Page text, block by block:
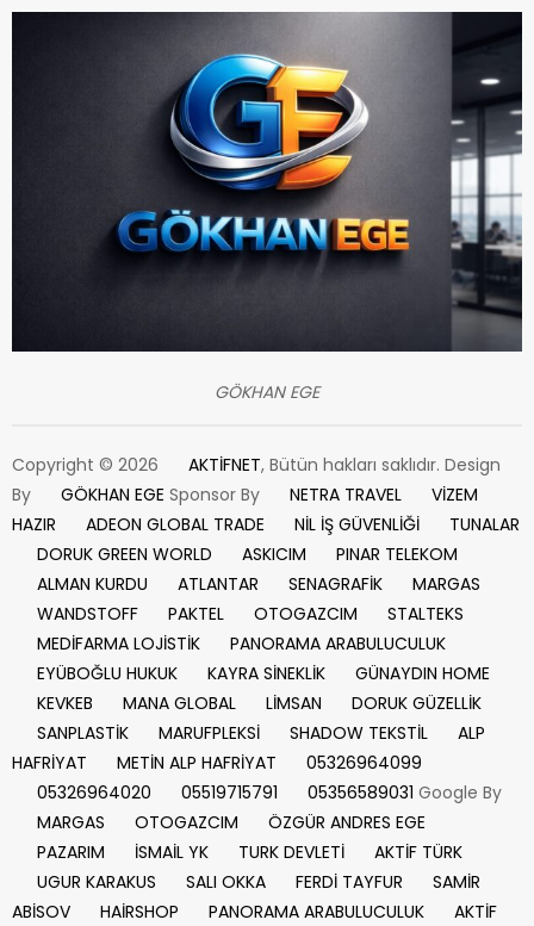
GÖKHAN EGE
Copyright © 2026 AKTİFNET, Bütün hakları saklıdır. Design
By
GÖKHAN EGE Sponsor By NETRA TRAVEL
VİZEM
HAZIR
ADEON GLOBAL TRADE NİL İŞ GÜVENLİĞİ
TUNALAR
DORUK GREEN WORLD
ASKICIM
PINAR TELEKOM
ALMAN KURDU
ATLANTAR SENAGRAFİK
MARGAS
WANDSTOFF
PAKTEL OTOGAZCIM
STALTEKS
MEDİFARMA LOJİSTİK
PANORAMA ARABULUCULUK
EYÜBOĞLU HUKUK
KAYRA SİNEKLİK
GÜNAYDIN HOME
KEVKEB
MANA GLOBAL LİMSAN
DORUK GÜZELLİK
SANPLASTİK
MARUFPLEKSİ SHADOW TEKSTİL
ALP
HAFRİYAT
METİN ALP HAFRİYAT
05326964099
05326964020
05519715791 05356589031 Google By
MARGAS
OTOGAZCIM
ÖZGÜR ANDRES EGE
PAZARIM
İSMAİL YK TURK DEVLETİ
AKTİF TÜRK
UGUR KARAKUS
SALI OKKA FERDİ TAYFUR
SAMİR
ABİSOV
HAİRSHOP PANORAMA ARABULUCULUK
AKTİF